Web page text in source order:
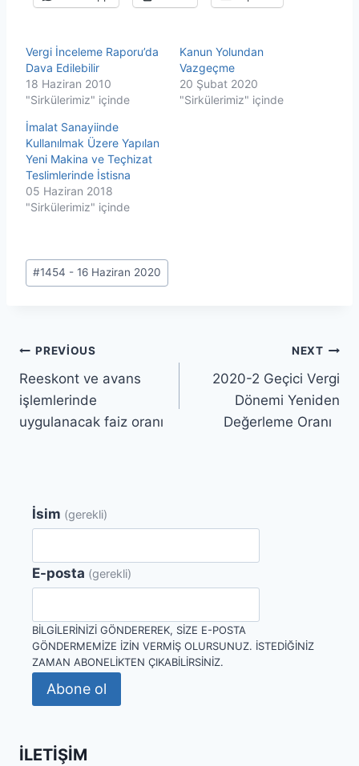
Vergi İnceleme Raporu’da
Dava Edilebilir
18 Haziran 2010
"Sirkülerimiz" içinde
Kanun Yolundan
Vazgeçme
20 Şubat 2020
"Sirkülerimiz" içinde
İmalat Sanayiinde
Kullanılmak Üzere Yapılan
Yeni Makina ve Teçhizat
Teslimlerinde İstisna
05 Haziran 2018
"Sirkülerimiz" içinde
Post
Tags:
#1454 - 16 Haziran 2020
Yazı
gezinmesi
PREVIOUS
Reeskont ve avans
işlemlerinde
uygulanacak faiz oranı
NEXT
2020-2 Geçici Vergi
Dönemi Yeniden
Değerleme Oranı
İsim (gerekli)
E-posta (gerekli)
BILGILERINIZI GÖNDEREREK, SIZE E-POSTA
GÖNDERMEMIZE IZIN VERMIŞ OLURSUNUZ. İSTEDIĞINIZ
ZAMAN ABONELIKTEN ÇIKABILIRSINIZ.
Abone ol
İLETIŞIM